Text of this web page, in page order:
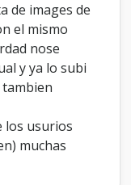
de images de
el mismo
nose
y ya lo subi
los usurios
muchas